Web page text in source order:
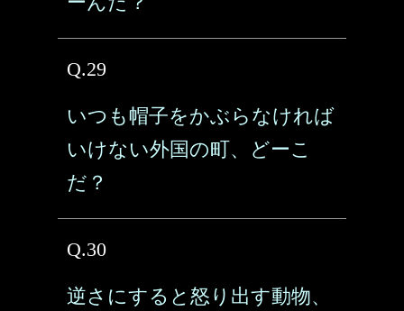
Q.29
いつも帽子をかぶらなければ
いけない外国の町、どーこ
だ？
Q.30
逆さにすると怒り出す動物、